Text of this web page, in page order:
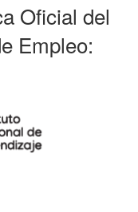
Oficial del
Empleo: